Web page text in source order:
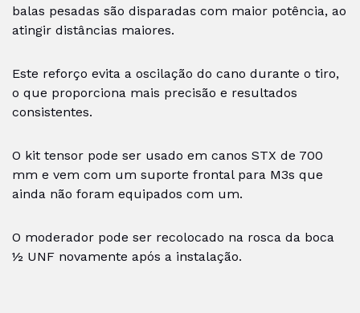
balas pesadas são disparadas com maior potência, ao
atingir distâncias maiores.
Este reforço evita a oscilação do cano durante o tiro,
o que proporciona mais precisão e resultados
consistentes.
O kit tensor pode ser usado em canos STX de 700
mm e vem com um suporte frontal para M3s que
ainda não foram equipados com um.
O moderador pode ser recolocado na rosca da boca
½ UNF novamente após a instalação.